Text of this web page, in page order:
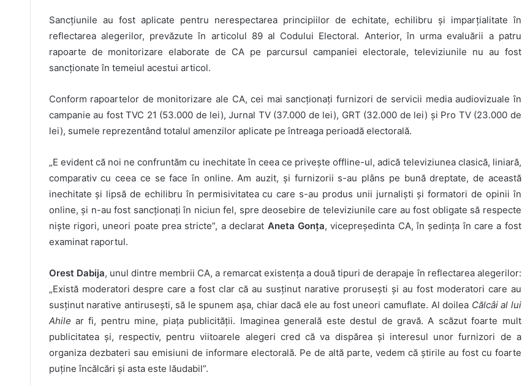
Sancțiunile au fost aplicate pentru nerespectarea principiilor de echitate, echilibru și imparțialitate în
reflectarea alegerilor, prevăzute în articolul 89 al Codului Electoral. Anterior, în urma evaluării a patru
rapoarte de monitorizare elaborate de CA pe parcursul campaniei electorale, televiziunile nu au fost
sancționate în temeiul acestui articol.
Conform rapoartelor de monitorizare ale CA, cei mai sancționați furnizori de servicii media audiovizuale în
campanie au fost TVC 21 (53.000 de lei), Jurnal TV (37.000 de lei), GRT (32.000 de lei) și Pro TV (23.000 de
lei), sumele reprezentând totalul amenzilor aplicate pe întreaga perioadă electorală.
„E evident că noi ne confruntăm cu inechitate în ceea ce privește offline-ul, adică televiziunea clasică, liniară,
comparativ cu ceea ce se face în online. Am auzit, și furnizorii s-au plâns pe bună dreptate, de această
inechitate și lipsă de echilibru în permisivitatea cu care s-au produs unii jurnaliști și formatori de opinii în
online, și n-au fost sancționați în niciun fel, spre deosebire de televiziunile care au fost obligate să respecte
niște rigori, uneori poate prea stricte”, a declarat Aneta Gonța, vicepreședinta CA, în ședința în care a fost
examinat raportul.
Orest Dabija, unul dintre membrii CA, a remarcat existența a două tipuri de derapaje în reflectarea alegerilor:
„Există moderatori despre care a fost clar că au susținut narative prorusești și au fost moderatori care au
susținut narative antirusești, să le spunem așa, chiar dacă ele au fost uneori camuflate. Al doilea Călcâi al lui
Ahile ar fi, pentru mine, piața publicității. Imaginea generală este destul de gravă. A scăzut foarte mult
publicitatea și, respectiv, pentru viitoarele alegeri cred că va dispărea și interesul unor furnizori de a
organiza dezbateri sau emisiuni de informare electorală. Pe de altă parte, vedem că știrile au fost cu foarte
puține încălcări și asta este lăudabil”.